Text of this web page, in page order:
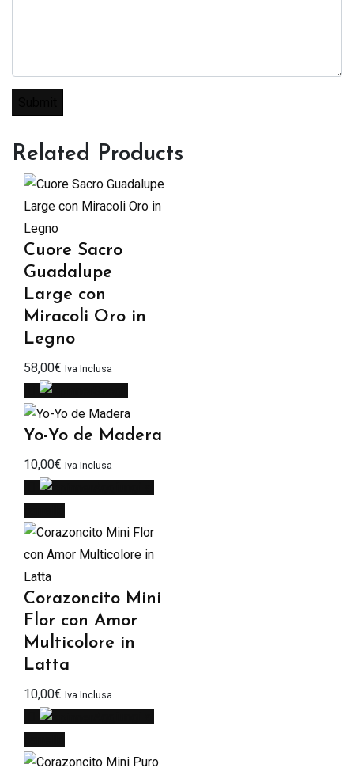
Related Products
Cuore Sacro
Guadalupe
Large con
Miracoli Oro in
Legno
58,00€ Iva Inclusa
Yo-Yo de Madera
10,00€ Iva Inclusa
Corazoncito Mini
Flor con Amor
Multicolore in
Latta
10,00€ Iva Inclusa